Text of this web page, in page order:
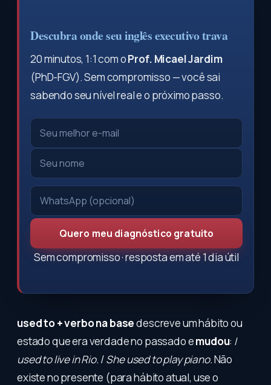
Descubra onde seu inglês executivo trava
20 minutos, 1:1 com oProf. Micael Jardim
(PhD-FGV). Sem compromisso — você sai
sabendo seu nível real e o próximo passo.
Quero meu diagnóstico gratuito
Sem compromisso · resposta em até 1 dia útil
used to + verbo na basedescreve um hábito ou
estado que era verdade no passado emudou: I
used to live in Rio. /She used to play piano.Não
existe no presente (para hábito atual, use o